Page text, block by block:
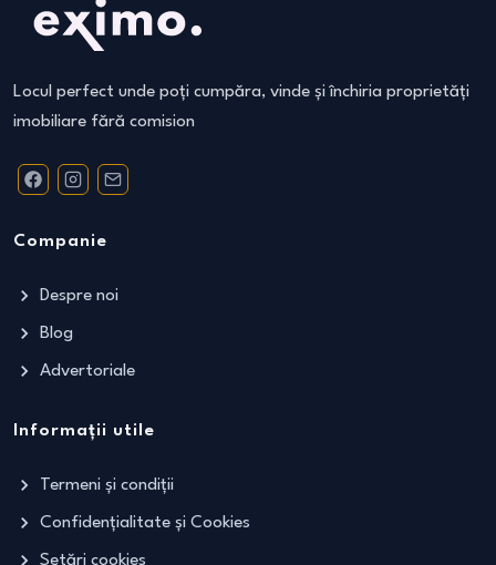
Locul perfect unde poți cumpăra, vinde și închiria proprietăți
imobiliare fără comision
Companie
Despre noi
Blog
Advertoriale
Informații utile
Termeni și condiții
Confidențialitate și Cookies
Setări cookies